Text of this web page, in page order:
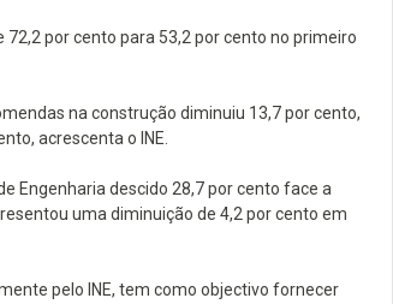
por cento para 53,2 por cento no primeiro
na construção diminuiu 13,7 por cento,
acrescenta o INE.
Engenharia descido 28,7 por cento face a
uma diminuição de 4,2 por cento em
pelo INE, tem como objectivo fornecer